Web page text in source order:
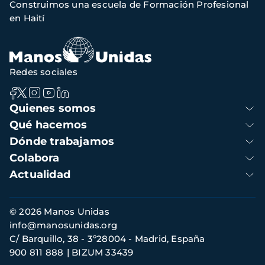
de
navegación
Construimos una escuela de Formación Profesional
en Haití
Navegación
principal
Quienes somos
Qué hacemos
Dónde trabajamos
Colabora
Actualidad
Redes sociales
Información
de
contacto
© 2026 Manos Unidas
C/ Barquillo, 38 - 3º28004 - Madrid, España
900 811 888
BIZUM 33439
info@manosunidas.org